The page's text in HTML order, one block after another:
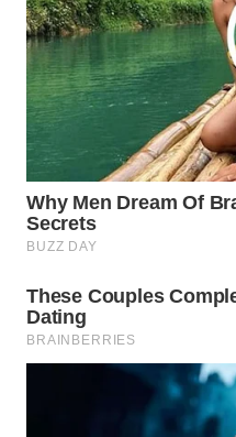
WN
PRIANGAN
TIMUR
WN
WN
SOLO
BOROBUDUR
WN